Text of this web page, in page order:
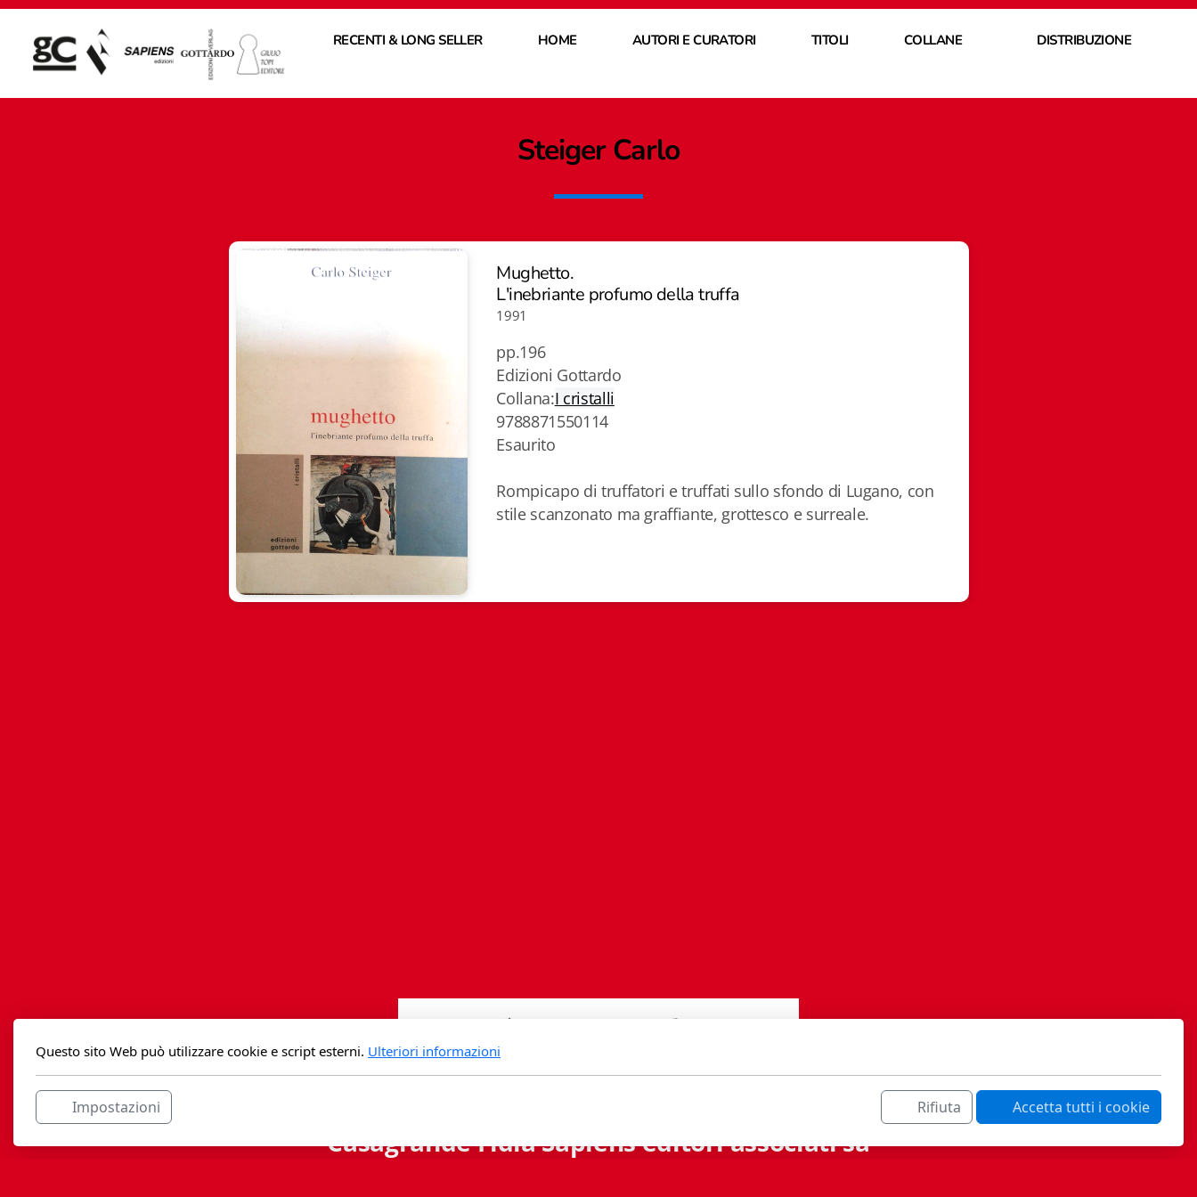
RECENTI & LONG SELLER HOME AUTORI E CURATORI TITOLI COLLANE DISTRIBUZIONE
Steiger Carlo
Mughetto.
L'inebriante profumo della truffa
1991
pp.196
Edizioni Gottardo
Collana:I cristalli
9788871550114
Esaurito
Rompicapo di truffatori e truffati sullo sfondo di Lugano, con
stile scanzonato ma graffiante, grottesco e surreale.
Casagrande Fidia Sapiens editori associati sa
Questo sito Web può utilizzare cookie e script esterni. Ulteriori informazioni
Impostazioni Rifiuta Accetta tutti i cookie